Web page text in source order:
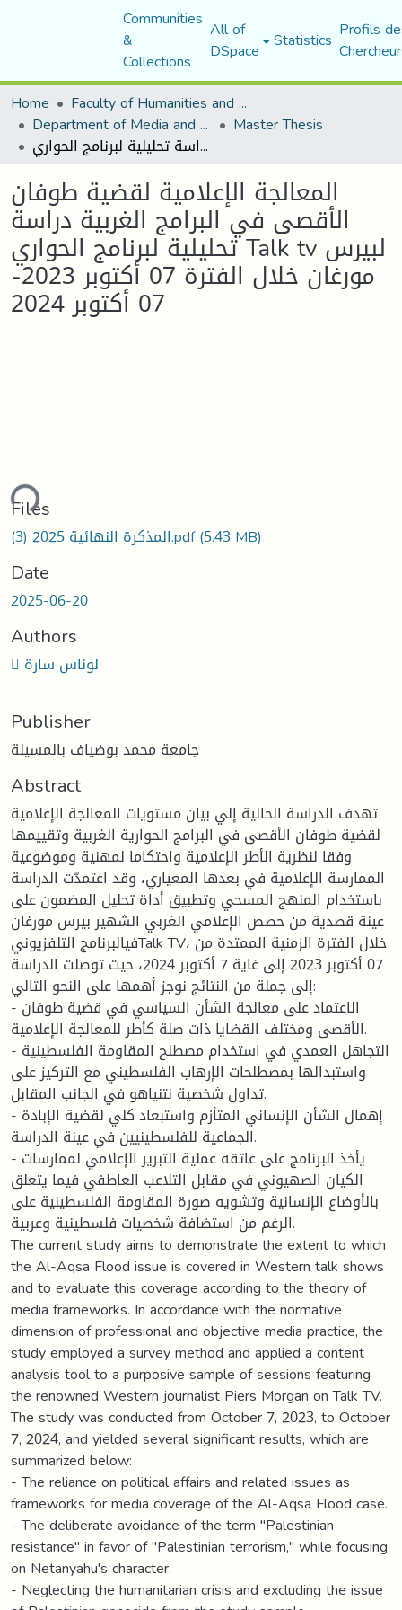
Communities
&
Collections
All of
DSpace Statistics Profils
Home
Faculty of Humanities and Social Sciences
Department of Media and Communication Studies Master Thesis
المعالجة الإعلامية لقضية طوفان الأقصى في البرامج الغربية دراسة تحليلية لبرنامج الحواري Talk tv لبيرس مورغان خلال الفترة 07 أكتوبر 2023-07 أكتوبر 2024
المعالجة الإعلامية لقضية طوفان
الأقصى في البرامج الغربية دراسة
تحليلية لبرنامج الحواري Talk tv لبيرس
مورغان خلال الفترة 07 أكتوبر 2023-
07 أكتوبر 2024
Files
المذكرة النهائية 2025 (3).pdf(5.43 MB)
Date
2025-06-20
Authors
 لوناس سارة
Publisher
جامعة محمد بوضياف بالمسيلة
Abstract
تهدف الدراسة الحالية إلي بيان مستويات المعالجة الإعلامية
لقضية طوفان الأقصى في البرامج الحوارية الغربية وتقييمها
وفقا لنظرية الأطر الإعلامية واحتكاما لمهنية وموضوعية
الممارسة الإعلامية في بعدها المعياري، وقد اعتمدّت الدراسة
باستخدام المنهج المسحي وتطبيق أداة تحليل المضمون على
عينة قصدية من حصص الإعلامي الغربي الشهير بيرس مورغان
فيالبرنامج التلفزيونيTalk TV، خلال الفترة الزمنية الممتدة من
07 أكتوبر 2023 إلى غاية 7 أكتوبر 2024، حيث توصلت الدراسة
إلى جملة من النتائج نوجز أهمها على النحو التالي:
- الاعتماد على معالجة الشأن السياسي في قضية طوفان
الأقصى ومختلف القضايا ذات صلة كأطر للمعالجة الإعلامية.
- التجاهل العمدي في استخدام مصطلح المقاومة الفلسطينية
واستبدالها بمصطلحات الإرهاب الفلسطيني مع التركيز على
تداول شخصية نتنياهو في الجانب المقابل.
- إهمال الشأن الإنساني المتأزم واستبعاد كلي لقضية الإبادة
الجماعية للفلسطينيين في عينة الدراسة.
- يأخذ البرنامج على عاتقه عملية التبرير الإعلامي لممارسات
الكيان الصهيوني في مقابل التلاعب العاطفي فيما يتعلق
بالأوضاع الإنسانية وتشويه صورة المقاومة الفلسطينية على
الرغم من استضافة شخصيات فلسطينية وعربية.
The current study aims to demonstrate the extent to which
the Al-Aqsa Flood issue is covered in Western talk shows
and to evaluate this coverage according to the theory of
media frameworks. In accordance with the normative
dimension of professional and objective media practice, the
study employed a survey method and applied a content
analysis tool to a purposive sample of sessions featuring
the renowned Western journalist Piers Morgan on Talk TV.
The study was conducted from October 7, 2023, to October
7, 2024, and yielded several significant results, which are
summarized below:
- The reliance on political affairs and related issues as
frameworks for media coverage of the Al-Aqsa Flood case.
- The deliberate avoidance of the term "Palestinian
resistance" in favor of "Palestinian terrorism," while focusing
on Netanyahu's character.
- Neglecting the humanitarian crisis and excluding the issue